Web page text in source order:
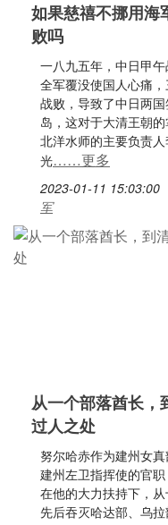
如果慈禧不挪用海
败吗
一八九五年，中日甲
全军覆没使国人心痛
战败，导致了中日两
岛，这对于大清王朝
北洋水师的主要负责
光……更多
2023-01-11 15:03:00
军
从一个部落酋长，
过人之处
努尔哈赤作为建州女
建州左卫指挥使的官
在他的大力扶持下，
先后吞灭哈达部、乌